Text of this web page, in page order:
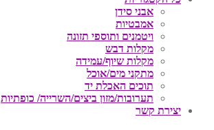
אבני סידן
אמבטיות
ויטמנים ותוספי תזונה
מקלות דבש
מקלות שיוף/עמידה
מתקני מים/אוכל
תוכים האכלת יד
תערובות/מזון ביצים/השרייה/ כופתיות
יצירת קשר